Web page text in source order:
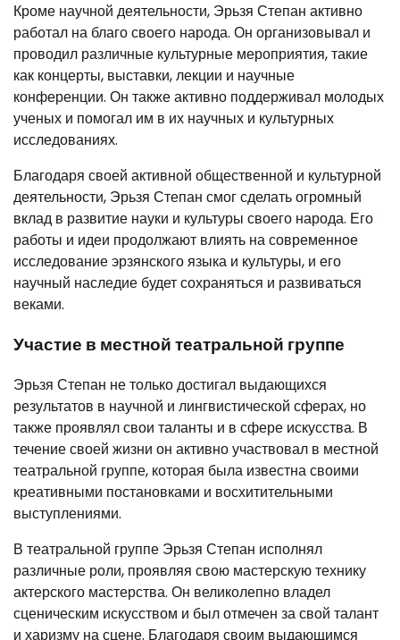
Кроме научной деятельности, Эрьзя Степан активно
работал на благо своего народа. Он организовывал и
проводил различные культурные мероприятия, такие
как концерты, выставки, лекции и научные
конференции. Он также активно поддерживал молодых
ученых и помогал им в их научных и культурных
исследованиях.
Благодаря своей активной общественной и культурной
деятельности, Эрьзя Степан смог сделать огромный
вклад в развитие науки и культуры своего народа. Его
работы и идеи продолжают влиять на современное
исследование эрзянского языка и культуры, и его
научный наследие будет сохраняться и развиваться
веками.
Участие в местной театральной группе
Эрьзя Степан не только достигал выдающихся
результатов в научной и лингвистической сферах, но
также проявлял свои таланты и в сфере искусства. В
течение своей жизни он активно участвовал в местной
театральной группе, которая была известна своими
креативными постановками и восхитительными
выступлениями.
В театральной группе Эрьзя Степан исполнял
различные роли, проявляя свою мастерскую технику
актерского мастерства. Он великолепно владел
сценическим искусством и был отмечен за свой талант
и харизму на сцене. Благодаря своим выдающимся